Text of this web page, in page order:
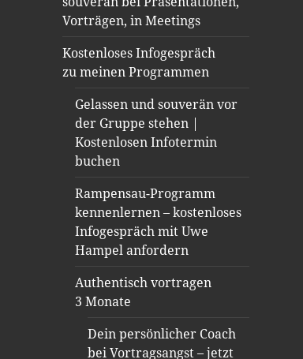
Vorträgen, in Meetings
Kostenloses Infogespräch
zu meinen Programmen
Gelassen und souverän vor
der Gruppe stehen |
Kostenlosen Infotermin
buchen
Rampensau-Programm
kennenlernen – kostenloses
Infogespräch mit Uwe
Hampel anfordern
Authentisch vortragen
3 Monate
Dein persönlicher Coach
bei Vortragsangst – jetzt